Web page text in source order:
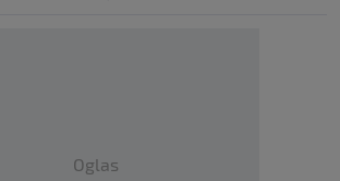
Oglas